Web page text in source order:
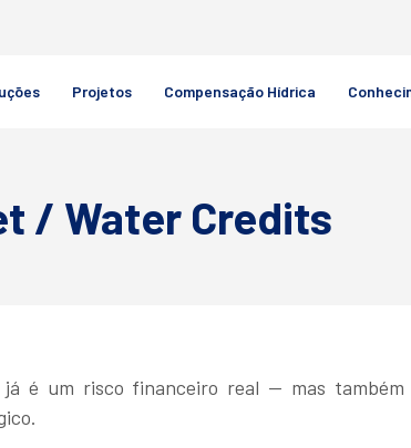
Projetos Compensação Hídrica
/ Water Credits
já é um risco financeiro real — mas